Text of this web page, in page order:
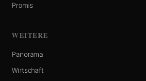
Promis
WEITERE
Panorama
Wirtschaft